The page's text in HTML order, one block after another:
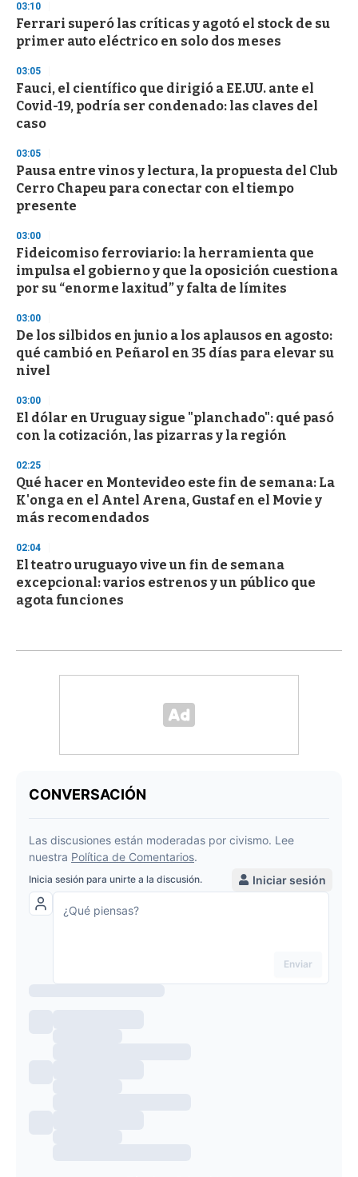
d
s
o
f
3
s
e
c
o
d
s
03:10
Ferrari superó las críticas y agotó el stock de su
primer auto eléctrico en solo dos meses
03:05
Fauci, el científico que dirigió a EE.UU. ante el
Covid-19, podría ser condenado: las claves del
caso
03:05
Pausa entre vinos y lectura, la propuesta del Club
Cerro Chapeu para conectar con el tiempo
presente
03:00
Fideicomiso ferroviario: la herramienta que
impulsa el gobierno y que la oposición cuestiona
por su “enorme laxitud” y falta de límites
03:00
De los silbidos en junio a los aplausos en agosto:
qué cambió en Peñarol en 35 días para elevar su
nivel
03:00
El dólar en Uruguay sigue "planchado": qué pasó
con la cotización, las pizarras y la región
02:25
Qué hacer en Montevideo este fin de semana: La
K'onga en el Antel Arena, Gustaf en el Movie y
más recomendados
02:04
El teatro uruguayo vive un fin de semana
excepcional: varios estrenos y un público que
agota funciones